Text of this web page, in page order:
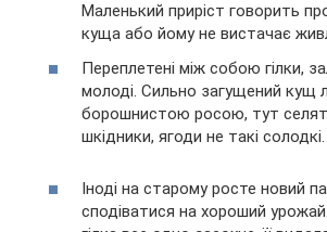
Маленький приріст говорить
куща або йому не вистачає
Переплетені між собою гілки,
молоді. Сильно загущений кущ
борошнистою росою, тут
шкідники, ягоди не такі солодкі.
Іноді на старому росте новий
сподіватися на хороший